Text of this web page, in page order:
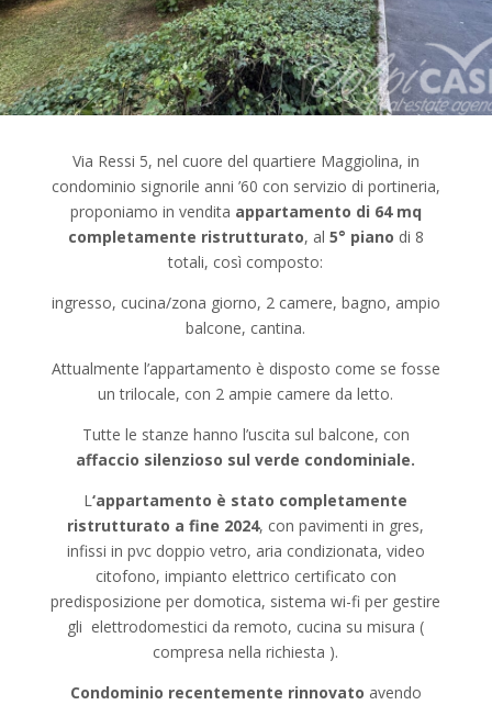
Via Ressi 5, nel cuore del quartiere Maggiolina, in
condominio signorile anni ’60 con servizio di portineria,
proponiamo in vendita appartamento di 64 mq
completamente ristrutturato, al 5° piano di 8
totali, così composto:
ingresso, cucina/zona giorno, 2 camere, bagno, ampio
balcone, cantina.
Attualmente l’appartamento è disposto come se fosse
un trilocale, con 2 ampie camere da letto.
Tutte le stanze hanno l’uscita sul balcone, con
affaccio silenzioso sul verde condominiale.
L‘appartamento è stato completamente
ristrutturato a fine 2024, con pavimenti in gres,
infissi in pvc doppio vetro, aria condizionata, video
citofono, impianto elettrico certificato con
predisposizione per domotica, sistema wi-fi per gestire
gli elettrodomestici da remoto, cucina su misura (
compresa nella richiesta ).
Condominio recentemente rinnovato avendo